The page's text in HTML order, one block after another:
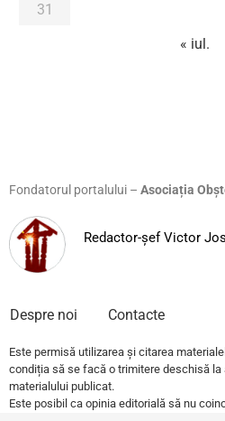
31
« iul.
Fondatorul portalului – Asociația
Redactor-șef Victor
Despre noi Contacte
Este permisă utilizarea și citarea
condiția să se facă o trimitere deschisă
materialului publicat.
Este posibil ca opinia editorială să nu